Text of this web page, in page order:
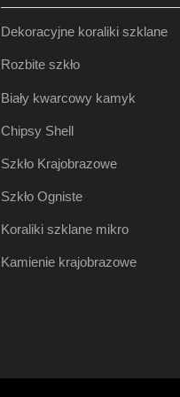
Dekoracyjne koraliki szklane
Rozbite szkło
Biały kwarcowy kamyk
Chipsy Shell
Szkło Krajobrazowe
Szkło Ogniste
Koraliki szklane mikro
Kamienie krajobrazowe